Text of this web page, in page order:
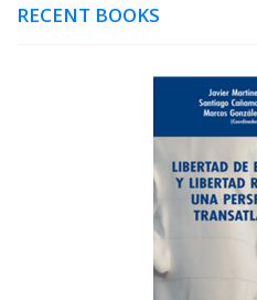
RECENT BOOKS